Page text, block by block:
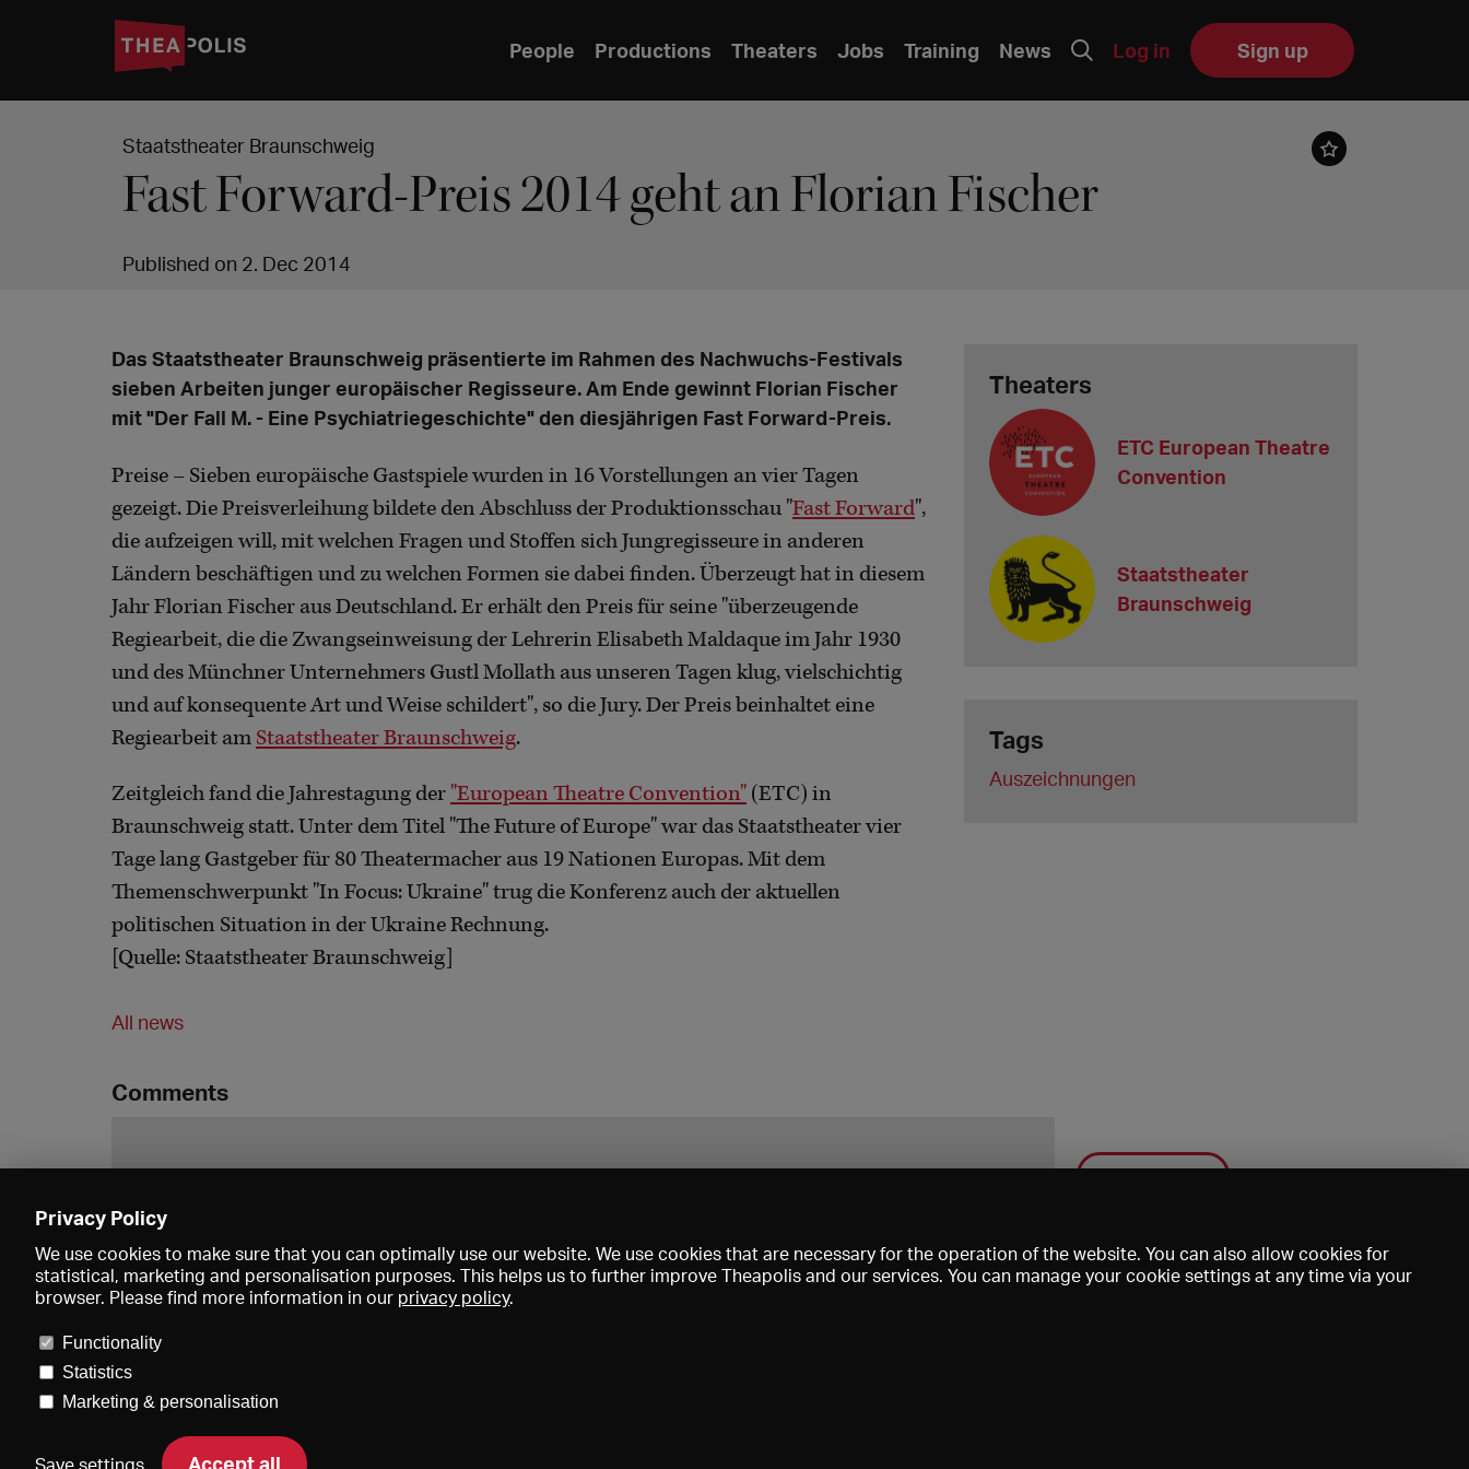
People Productions Theaters Jobs Training News Log in Sign up
Staatstheater Braunschweig
Fast Forward-Preis 2014 geht an Florian Fischer
Published on 2. Dec 2014
Das Staatstheater Braunschweig präsentierte im Rahmen des Nachwuchs-Festivals
sieben Arbeiten junger europäischer Regisseure. Am Ende gewinnt Florian Fischer
mit "Der Fall M. - Eine Psychiatriegeschichte" den diesjährigen Fast Forward-Preis.
Preise – Sieben europäische Gastspiele wurden in 16 Vorstellungen an vier Tagen
gezeigt. Die Preisverleihung bildete den Abschluss der Produktionsschau "Fast Forward",
die aufzeigen will, mit welchen Fragen und Stoffen sich Jungregisseure in anderen
Ländern beschäftigen und zu welchen Formen sie dabei finden. Überzeugt hat in diesem
Jahr Florian Fischer aus Deutschland. Er erhält den Preis für seine "überzeugende
Regiearbeit, die die Zwangseinweisung der Lehrerin Elisabeth Maldaque im Jahr 1930
und des Münchner Unternehmers Gustl Mollath aus unseren Tagen klug, vielschichtig
und auf konsequente Art und Weise schildert", so die Jury. Der Preis beinhaltet eine
Regiearbeit am Staatstheater Braunschweig.
Zeitgleich fand die Jahrestagung der "European Theatre Convention" (ETC) in
Braunschweig statt. Unter dem Titel "The Future of Europe" war das Staatstheater vier
Tage lang Gastgeber für 80 Theatermacher aus 19 Nationen Europas. Mit dem
Themenschwerpunkt "In Focus: Ukraine" trug die Konferenz auch der aktuellen
politischen Situation in der Ukraine Rechnung.
[Quelle: Staatstheater Braunschweig]
All news
Theaters
ETC European Theatre
Convention
Staatstheater
Braunschweig
Tags
Auszeichnungen
Comments
Save
Privacy Policy
We use cookies to make sure that you can optimally use our website. We use cookies that are necessary for the operation of the website. You can also allow cookies for
statistical, marketing and personalisation purposes. This helps us to further improve Theapolis and our services. You can manage your cookie settings at any time via your
browser. Please find more information in our privacy policy.
Functionality
Statistics
Marketing & personalisation
Save settings Accept all